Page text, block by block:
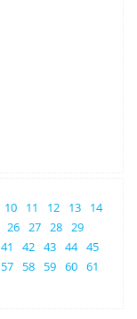
10 11 12 13
14
26 27 28 29
41 42 43 44 45
57 58 59 60 61